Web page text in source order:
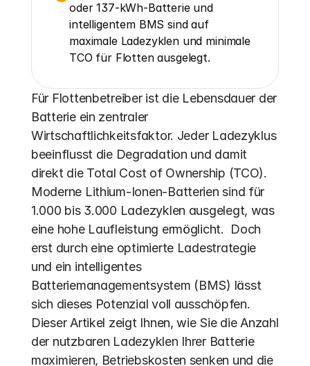
oder 137-kWh-Batterie und
intelligentem BMS sind auf
maximale Ladezyklen und minimale
TCO für Flotten ausgelegt.
Für Flottenbetreiber ist die Lebensdauer der
Batterie ein zentraler
Wirtschaftlichkeitsfaktor. Jeder Ladezyklus
beeinflusst die Degradation und damit
direkt die Total Cost of Ownership (TCO).
Moderne Lithium-Ionen-Batterien sind für
1.000 bis 3.000 Ladezyklen ausgelegt, was
eine hohe Laufleistung ermöglicht.  Doch
erst durch eine optimierte Ladestrategie
und ein intelligentes
Batteriemanagementsystem (BMS) lässt
sich dieses Potenzial voll ausschöpfen.
Dieser Artikel zeigt Ihnen, wie Sie die Anzahl
der nutzbaren Ladezyklen Ihrer Batterie
maximieren, Betriebskosten senken und die